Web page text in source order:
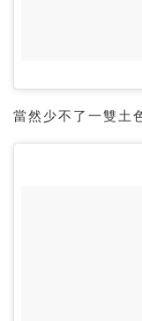
當然少不了一雙土